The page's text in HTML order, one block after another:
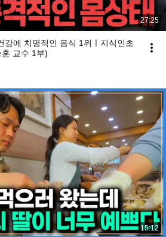
27:25
강에 치명적인 음식 1위ㅣ지식인초
교수 1부)
15:12